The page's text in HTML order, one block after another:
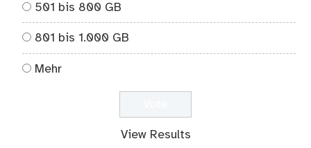
501 bis 800 GB
801 bis 1.000 GB
Mehr
View Results